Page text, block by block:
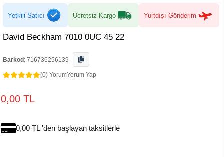
Yetkili Satıcı Ücretsiz Kargo Yurtdışı Gönderim
David Beckham 7010 0UC 45 22
Barkod : 716736256139
(0) YorumYorum Yap
0,00 TL
0,00 TL 'den başlayan taksitlerle